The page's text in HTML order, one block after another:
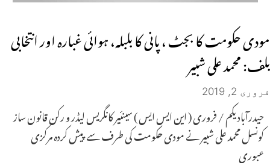
مودی حکومت کا بجٹ ، پانی کا بلبلہ، ہوائی غبارہ اور انتخابی
بلف: محمد علی شبیر
فروری 2, 2019
حیدرآباد یکم / فروری ( این ایس ایس ) سینئیر کانگریس لیڈر و رکن قانون ساز
کونسل محمد علی شبیر نے مودی حکومت کی طرف سے پیش کردہ مرکزی
عبوری